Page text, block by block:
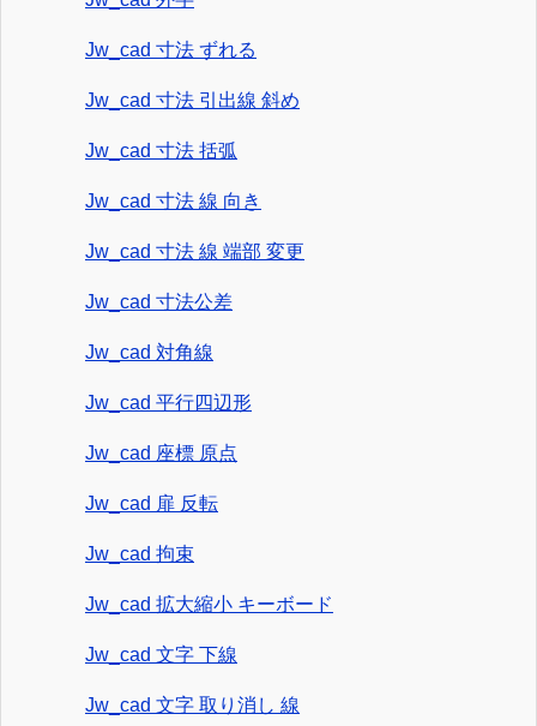
Jw_cad 寸法 ずれる
Jw_cad 寸法 引出線 斜め
Jw_cad 寸法 括弧
Jw_cad 寸法 線 向き
Jw_cad 寸法 線 端部 変更
Jw_cad 寸法公差
Jw_cad 対角線
Jw_cad 平行四辺形
Jw_cad 座標 原点
Jw_cad 扉 反転
Jw_cad 拘束
Jw_cad 拡大縮小 キーボード
Jw_cad 文字 下線
Jw_cad 文字 取り消し 線